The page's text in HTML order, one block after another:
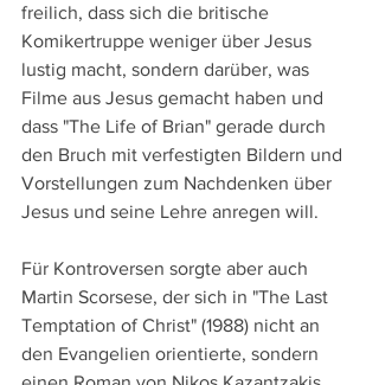
freilich, dass sich die britische
Komikertruppe weniger über Jesus
lustig macht, sondern darüber, was
Filme aus Jesus gemacht haben und
dass "The Life of Brian" gerade durch
den Bruch mit verfestigten Bildern und
Vorstellungen zum Nachdenken über
Jesus und seine Lehre anregen will.
Für Kontroversen sorgte aber auch
Martin Scorsese, der sich in "The Last
Temptation of Christ" (1988) nicht an
den Evangelien orientierte, sondern